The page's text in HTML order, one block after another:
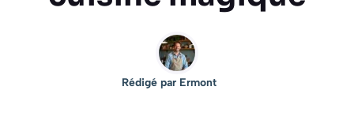
Rédigé par Ermont